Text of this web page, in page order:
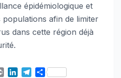
épidémiologique et
populations afin de limiter
dans cette région déjà
S